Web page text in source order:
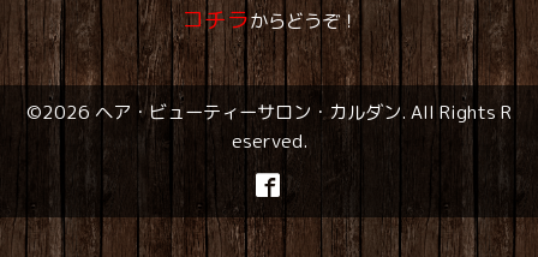
コチラからどうぞ！
©2026 ヘア・ビューティーサロン・カルダン. All Rights R
eserved.